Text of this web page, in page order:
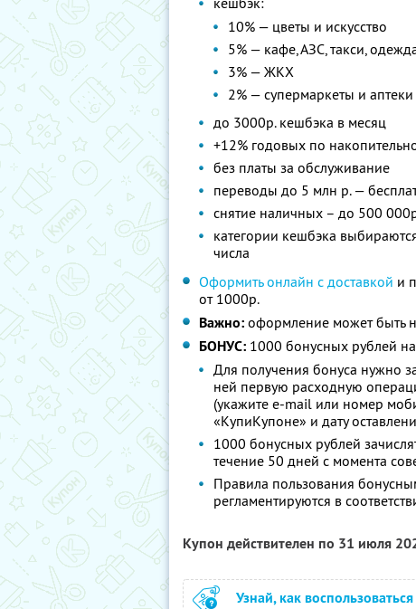
10% — цветы и искусство
5% — кафе, АЗС, такси,
3% — ЖКХ
2% — супермаркеты и аптеки
до 3000р. кешбэка в месяц
+12% годовых по
без платы за обслуживание
переводы до 5 млн р. —
снятие наличных – до 500
категории кешбэка
числа
Оформить онлайн с доставкой и
от 1000р.
Важно: оформление может быть
БОНУС: 1000 бонусных рублей
Для получения бонуса нужно
ней первую расходную
(укажите e-mail или номер
«КупиКупоне» и дату
1000 бонусных рублей
течение 50 дней с момента
Правила пользования
регламентируются в
Купон действителен по 31 июля
Узнай, как